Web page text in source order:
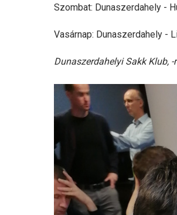
Szombat: Dunaszerdahely -
Vasárnap: Dunaszerdahely -
Dunaszerdahelyi Sakk Klub, -